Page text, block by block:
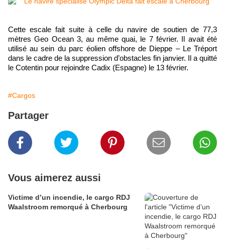
Cette escale fait suite à celle du navire de soutien de 77,3
mètres Geo Ocean 3, au même quai, le 7 février. Il avait été
utilisé au sein du parc éolien offshore de Dieppe – Le Tréport
dans le cadre de la suppression d’obstacles fin janvier. Il a quitté
le Cotentin pour rejoindre Cadix (Espagne) le 13 février.
#Cargos
Partager
Vous aimerez aussi
Victime d’un incendie, le cargo RDJ
Waalstroom remorqué à Cherbourg